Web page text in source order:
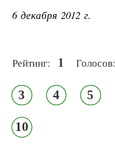
6 декабря 2012 г.
Рейтинг: 1 Голосов:
3 4 5
10